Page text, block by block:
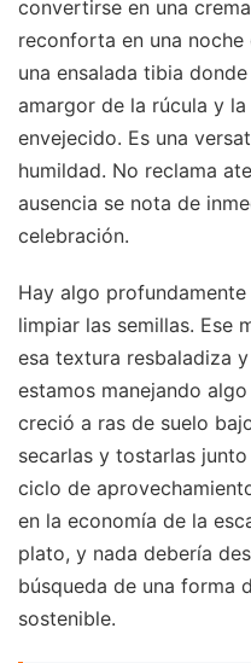
convertirse en una
reconforta en una
una ensalada tibia
amargor de la rúcula y
envejecido. Es una
humildad. No reclama
ausencia se nota de
celebración.
Hay algo
limpiar las semillas. Ese
esa textura resbaladiza
estamos manejando
creció a ras de suelo
secarlas y tostarlas
ciclo de
en la economía de la
plato, y nada debería
búsqueda de una forma
sostenible.